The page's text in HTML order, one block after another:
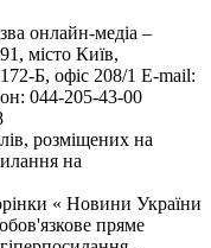
онлайн-медіа –
місто Київ,
Б, офіс 208/1 E-mail:
044-205-43-00
розміщених на
на
« Новини України
пряме